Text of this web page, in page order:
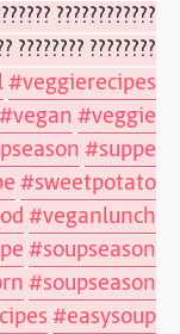
????????????
???????? ????????
#veggierecipes
#vegan#veggie
#suppe
#sweetpotato
#veganlunch
#soupseason
#soupseason
#easysoup